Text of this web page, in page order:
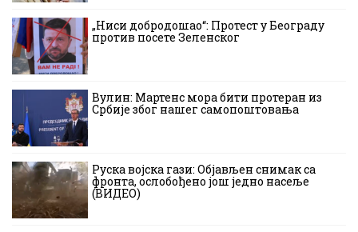
„Ниси добродошао“: Протест у Београду
против посете Зеленског
Вулин: Мартенс мора бити протеран из
Србије због нашег самопоштовања
Руска војска гази: Објављен снимак са
фронта, ослобођено још једно насеље
(ВИДЕО)